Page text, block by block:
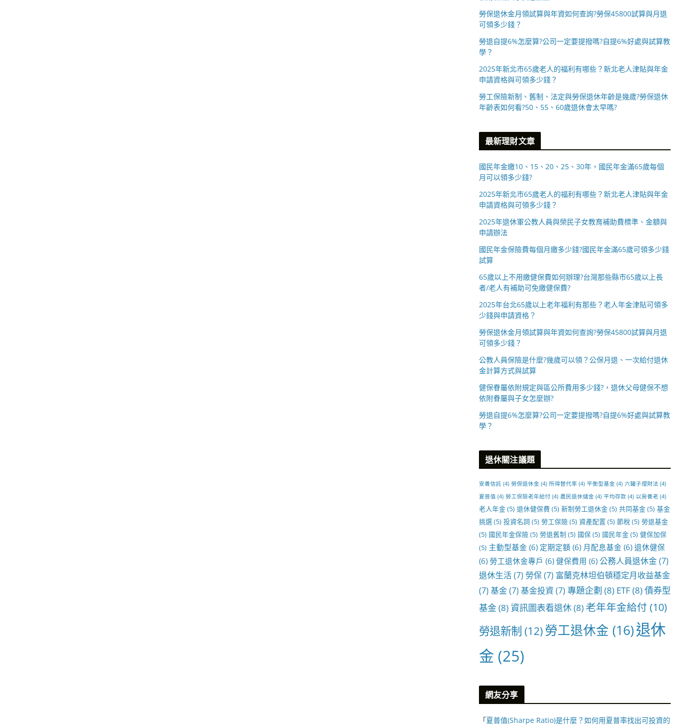
勞保退休金月領試算與年資如何查詢?勞保45800試算與月退
可領多少錢？
勞退自提6%怎麼算?公司一定要提撥嗎?自提6%好處與試算教
學？
2025年新北市65歲老人的福利有哪些？新北老人津貼與年金
申請資格與可領多少錢？
勞工保險新制、舊制、法定與勞保退休年齡是幾歲?勞保退休
年齡表如何看?50、55、60歲退休會太早嗎?
最新理財文章
國民年金繳10、15、20、25、30年，國民年金滿65歲每個
月可以領多少錢?
2025年新北市65歲老人的福利有哪些？新北老人津貼與年金
申請資格與可領多少錢？
2025年退休軍公教人員與榮民子女教育補助費標準、金額與
申請辦法
國民年金保險費每個月繳多少錢?國民年金滿65歲可領多少錢
試算
65歲以上不用繳健保費如何辦理?台灣那些縣市65歲以上長
者/老人有補助可免繳健保費?
2025年台北65歲以上老年福利有那些？老人年金津貼可領多
少錢與申請資格？
勞保退休金月領試算與年資如何查詢?勞保45800試算與月退
可領多少錢？
公教人員保險是什麼?幾歲可以領？公保月退、一次給付退休
金計算方式與試算
健保眷屬依附規定與區公所費用多少錢?，退休父母健保不想
依附眷屬與子女怎麼辦?
勞退自提6%怎麼算?公司一定要提撥嗎?自提6%好處與試算教
學？
退休關注議題
安養信託 (4) 勞保退休金 (4) 所得替代率 (4) 平衡型基金 (4) 六罐子理財法 (4)
夏普值 (4) 勞工保險老年給付 (4) 農民退休儲金 (4) 平均存款 (4) 以房養老 (4)
老人年金(5) 退休健保費 (5) 新制勞工退休金(5) 共同基金(5) 基金
挑選 (5) 投資名詞 (5) 勞工保險 (5) 資產配置 (5) 節稅 (5) 勞退基金
(5) 國民年金保險 (5) 勞退舊制 (5) 國保(5) 國民年金(5) 健保加保
(5) 主動型基金 (6) 定期定額 (6) 月配息基金 (6) 退休健保
(6) 勞工退休金專戶 (6) 健保費用 (6) 公務人員退休金(7)
退休生活(7) 勞保(7) 富蘭克林坦伯頓穩定月收益基金
(7) 基金(7) 基金投資 (7) 專題企劃 (8) ETF(8)債券型
基金(8)資訊圖表看退休(8)老年年金給付 (10)
勞退新制 (12)勞工退休金 (16)退休
金 (25)
網友分享
「夏普值(Sharpe Ratio)是什麼？如何用夏普率找出可投資的